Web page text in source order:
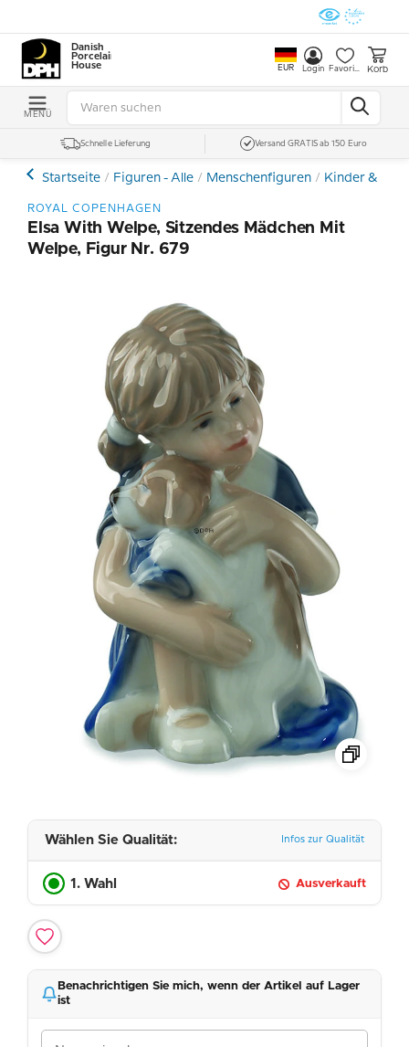
Danish
Porcelain
House
EUR Login Favoriten Korb
MENÜ
Schnelle Lieferung Versand GRATIS ab 150 Euro
Startseite Figuren - Alle Menschenfiguren Kinder &
ROYAL COPENHAGEN
Elsa With Welpe, Sitzendes Mädchen Mit
Welpe, Figur Nr. 679
Wählen Sie Qualität: Infos zur Qualität
1. Wahl Ausverkauft
Benachrichtigen Sie mich, wenn der Artikel auf Lager
ist